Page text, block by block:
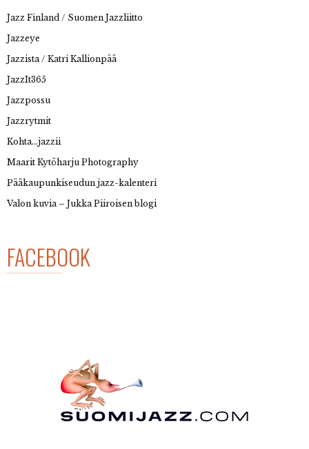
Jazz Finland / Suomen Jazzliitto
Jazzeye
Jazzista / Katri Kallionpää
JazzIt365
Jazzpossu
Jazzrytmit
Kohta…jazzii
Maarit Kytöharju Photography
Pääkaupunkiseudun jazz-kalenteri
Valon kuvia – Jukka Piiroisen blogi
FACEBOOK